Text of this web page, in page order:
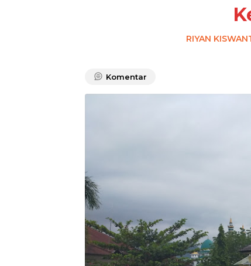
RIYAN
Komentar